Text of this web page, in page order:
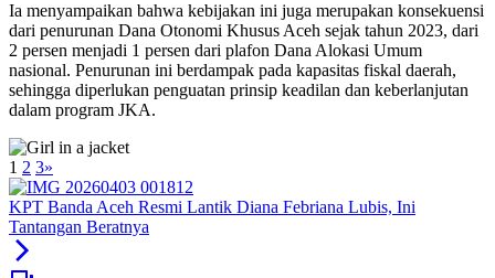
Ia menyampaikan bahwa kebijakan ini juga merupakan konsekuensi
dari penurunan Dana Otonomi Khusus Aceh sejak tahun 2023, dari
2 persen menjadi 1 persen dari plafon Dana Alokasi Umum
nasional. Penurunan ini berdampak pada kapasitas fiskal daerah,
sehingga diperlukan penguatan prinsip keadilan dan keberlanjutan
dalam program JKA.
1 2 3»
KPT Banda Aceh Resmi Lantik Diana Febriana Lubis, Ini
Tantangan Beratnya